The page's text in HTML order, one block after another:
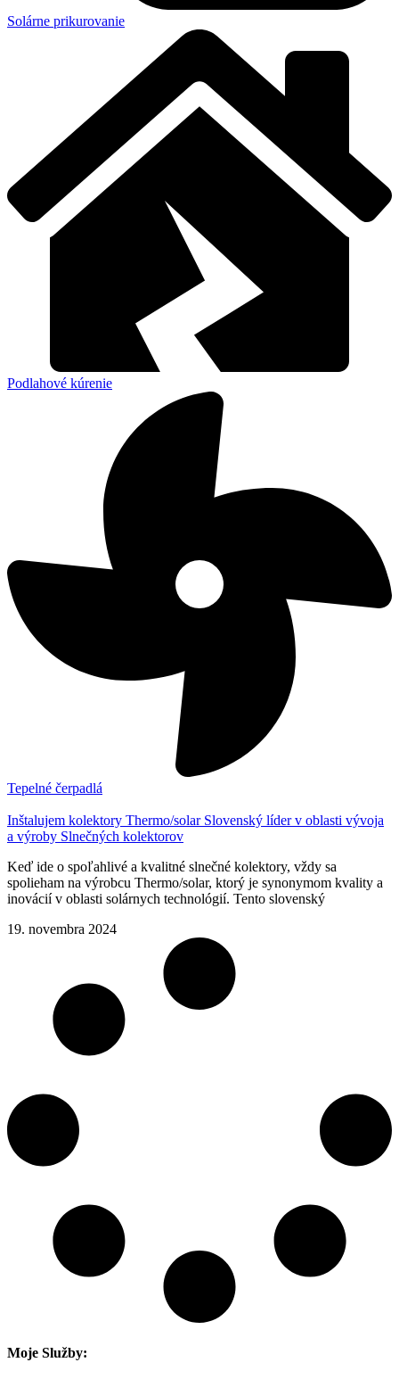
Solárne prikurovanie
Podlahové kúrenie
Tepelné čerpadlá
Inštalujem kolektory Thermo/solar Slovenský líder v oblasti vývoja
a výroby Slnečných kolektorov
Keď ide o spoľahlivé a kvalitné slnečné kolektory, vždy sa
spolieham na výrobcu Thermo/solar, ktorý je synonymom kvality a
inovácií v oblasti solárnych technológií. Tento slovenský
19. novembra 2024
Moje Služby: